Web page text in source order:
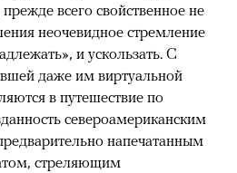
всего свойственное не
неочевидное стремление
и ускользать. С
даже им виртуальной
в путешествие по
североамериканским
напечатанным
стреляющим